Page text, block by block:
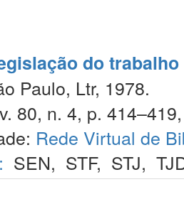
do trabalho
Paulo, Ltr, 1978.
80, n. 4, p.
Rede Virtual de
SEN, STF, STJ,